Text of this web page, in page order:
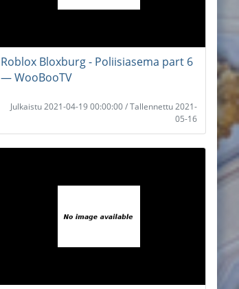
Roblox Bloxburg - Poliisiasema part 6
― WooBooTV
Julkaistu 2021-04-19 00:00:00 / Tallennettu 2021-
05-16